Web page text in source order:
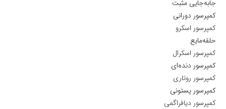
جابه‌جایی مثبت
کمپرسور دورانی
کمپرسور اسکرو
حلقه‌مایع
کمپرسور اسکرال
کمپرسور دنده‌ای
کمپرسور روتاری
کمپرسور پستونی
کمپرسور دیافراگمی